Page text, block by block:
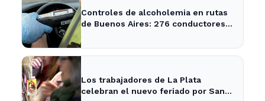
Controles de alcoholemia en rutas
de Buenos Aires: 276 conductores
Los trabajadores de La Plata
celebran el nuevo feriado por San